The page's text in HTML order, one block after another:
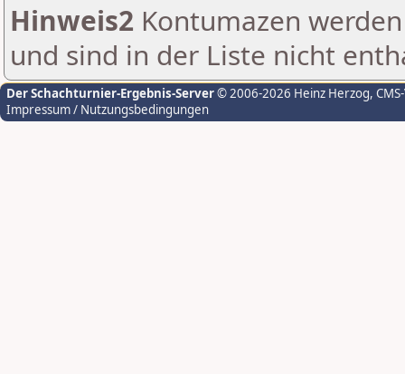
Hinweis2 Kontumazen
und sind in der Liste nicht
Der Schachturnier-Ergebnis-Server© 2006-2026 Heinz Herzog,
Impressum / Nutzungsbedingungen